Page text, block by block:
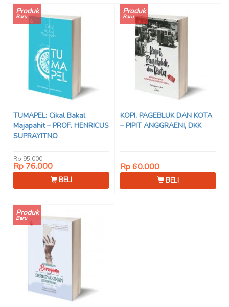
Produk
Baru
TUMAPEL: Cikal Bakal
Majapahit – PROF. HENRICUS
SUPRAYITNO
Rp 95.000
Rp 76.000
BELI
Produk
Baru
KOPI, PAGEBLUK DAN KOTA
– PIPIT ANGGRAENI, DKK
Rp 60.000
BELI
Produk
Baru